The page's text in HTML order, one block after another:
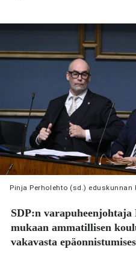
Pinja Perholehto (sd.) eduskunnan
SDP:n varapuheenjohtaja
mukaan ammatillisen
vakavasta